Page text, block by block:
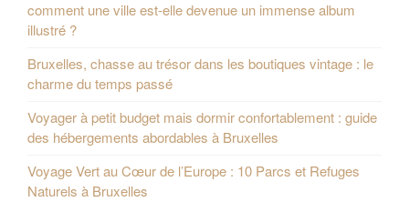
comment une ville est-elle devenue un immense album
illustré ?
Bruxelles, chasse au trésor dans les boutiques vintage : le
charme du temps passé
Voyager à petit budget mais dormir confortablement : guide
des hébergements abordables à Bruxelles
Voyage Vert au Cœur de l’Europe : 10 Parcs et Refuges
Naturels à Bruxelles